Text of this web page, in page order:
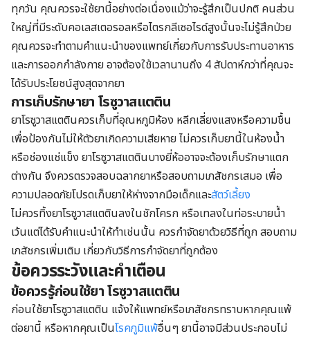
ทุกวัน คุณควรจะใช้ยานี้อย่างต่อเนื่องแม้ว่าจะรู้สึกเป็นปกติ คนส่วน
ใหญ่ที่มีระดับคอเลสเตอรอลหรือไตรกลีเซอไรด์สูงนั้นจะไม่รู้สึกป่วย
คุณควรจะทำตามคำแนะนำของแพทย์เกี่ยวกับการรับประทานอาหาร
และการออกกำลังกาย อาจต้องใช้เวลานานถึง 4 สัปดาห์กว่าที่คุณจะ
ได้รับประโยชน์สูงสุดจากยา
การเก็บรักษายา โรซูวาสแตติน
ยาโรซูวาสแตตินควรเก็บที่อุณหภูมิห้อง หลีกเลี่ยงแสงหรือความชื้น
เพื่อป้องกันไม่ให้ตัวยาเกิดความเสียหาย ไม่ควรเก็บยานี้ในห้องน้ำ
หรือช่องแช่แข็ง ยาโรซูวาสแตตินบางยี่ห้ออาจจะต้องเก็บรักษาแตก
ต่างกัน จึงควรตรวจสอบฉลากยาหรือสอบถามเภสัชกรเสมอ เพื่อ
ความปลอดภัยโปรดเก็บยาให้ห่างจากมือเด็กและสัตว์เลี้ยง
ไม่ควรทิ้งยาโรซูวาสแตตินลงในชักโครก หรือเทลงในท่อระบายน้ำ
เว้นแต่ได้รับคำแนะนำให้ทำเช่นนั้น ควรกำจัดยาด้วยวิธีที่ถูก สอบถาม
เภสัชกรเพิ่มเติม เกี่ยวกับวิธีการกำจัดยาที่ถูกต้อง
ข้อควรระวังและคำเตือน
ข้อควรรู้ก่อนใช้ยา โรซูวาสแตติน
ก่อนใช้ยาโรซูวาสแตติน แจ้งให้แพทย์หรือเภสัชกรทราบหากคุณแพ้
ต่อยานี้ หรือหากคุณเป็นโรคภูมิแพ้อื่นๆ ยานี้อาจมีส่วนประกอบไม่